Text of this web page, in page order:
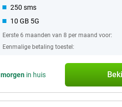
250 sms
10 GB 5G
Eerste 6 maanden van 8 per maand voor:
Eenmalige betaling toestel:
morgen in huis